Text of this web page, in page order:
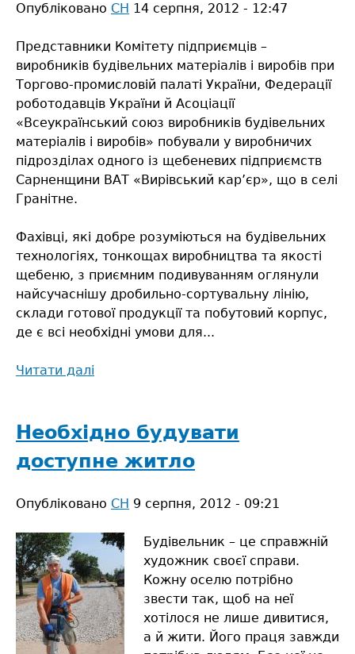
Опубліковано СН 14 серпня, 2012 - 12:47
Представники Комітету підприємців –
виробників будівельних матеріалів і виробів при
Торгово-промисловій палаті України, Федерації
роботодавців України й Асоціації
«Всеукраїнський союз виробників будівельних
матеріалів і виробів» побували у виробничих
підрозділах одного із щебеневих підприємств
Сарненщини ВАТ «Вирівський кар’єр», що в селі
Гранітне.
Фахівці, які добре розуміються на будівельних
технологіях, тонкощах виробництва та якості
щебеню, з приємним подивуванням оглянули
найсучаснішу дробильно-сортувальну лінію,
склади готової продукції та побутовий корпус,
де є всі необхідні умови для...
Читати далі
у
виробничий
потенціал
дають
результат
Необхідно будувати
доступне житло
Опубліковано СН 9 серпня, 2012 - 09:21
Будівельник – це справжній
художник своєї справи.
Кожну оселю потрібно
звести так, щоб на неї
хотілося не лише дивитися,
а й жити. Його праця завжди